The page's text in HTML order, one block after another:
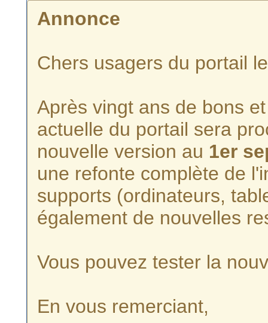
Annonce
Chers usagers du portail
Après vingt ans de bons
actuelle du portail sera
nouvelle version au 1er
une refonte complète de
supports (ordinateurs,
également de nouvelles
Vous pouvez tester la
En vous remerciant,